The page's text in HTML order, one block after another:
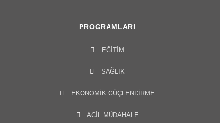
PROGRAMLARI
EĞITIM
SAĞLIK
EKONOMIK GÜÇLENDIRME
ACIL MÜDAHALE